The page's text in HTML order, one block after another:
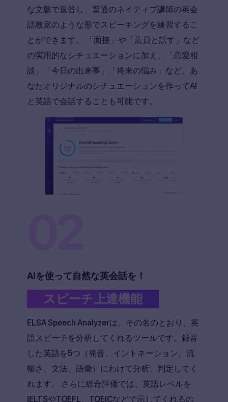
な文脈で返答し、普通のネイティブ講師の英会
話教室のような形でスピーキングを練習するこ
とができます。 「面接」や「店員と話す」など
の実用的なシチュエーションに加え、「恋愛相
談」「今日の出来事」「将来の悩み」など、あ
なたオリジナルのシチュエーションを作ってAI
と英語で会話することも可能です。
AIを使って自然な英会話を！
スピーチ上達機能
ELSA Speech Analyzerは、その名のとおり、英
語スピーチを分析してくれるツールです。録音
した英語を5つ（発音、イントネーション、流
暢さ、文法、語彙）にわけて分析、判定してく
れます。 さらに総合評価では、英語レベルを
IELTSやTOEFL、TOEICなどで示してくれるの